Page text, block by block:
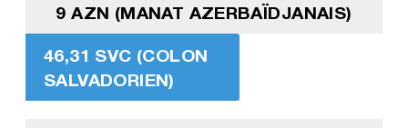
9 AZN (MANAT AZERBAÏDJANAIS)
46,31 SVC (COLON
SALVADORIEN)